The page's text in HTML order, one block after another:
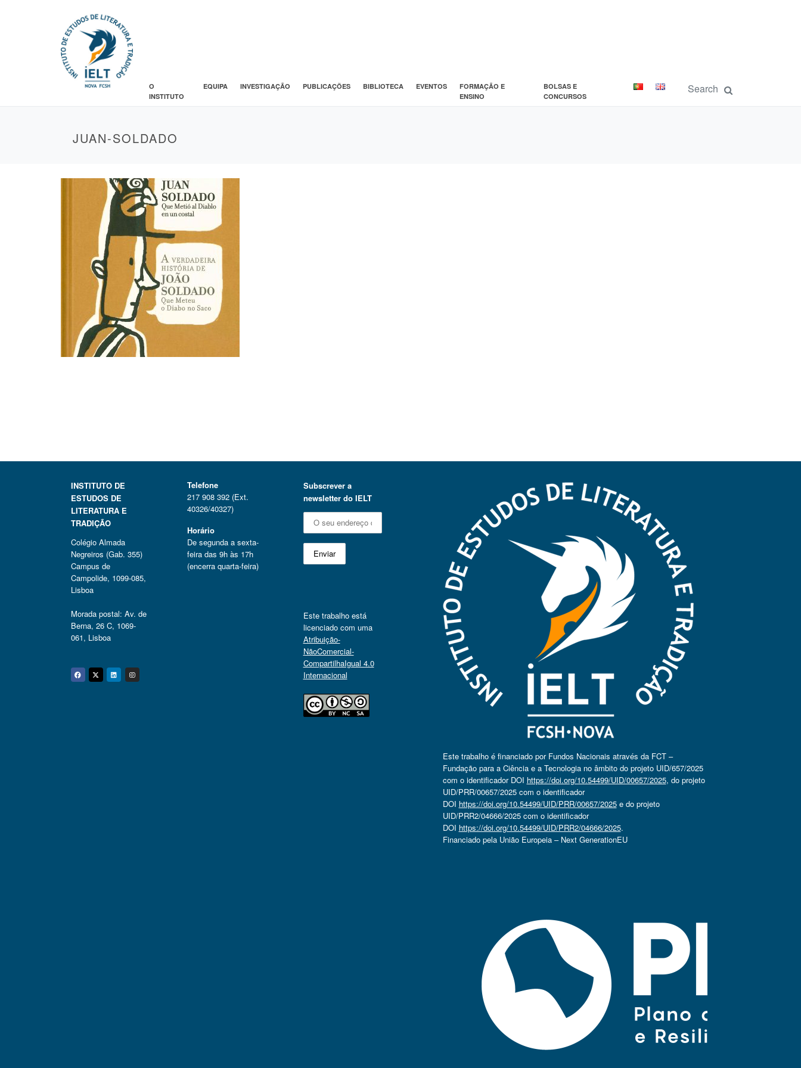
O
INSTITUTO
EQUIPA INVESTIGAÇÃO PUBLICAÇÕES BIBLIOTECA EVENTOS
FORMAÇÃO E
ENSINO
BOLSAS E
CONCURSOS
JUAN-SOLDADO
INSTITUTO DE
ESTUDOS DE
LITERATURA E
TRADIÇÃO
Colégio Almada
Negreiros (Gab. 355)
Campus de
Campolide, 1099-085,
Lisboa
Morada postal: Av. de
Berna, 26 C, 1069-
061, Lisboa
Facebook
Twitter
Linkedin
Instagram
Telefone
217 908 392 (Ext.
40326/40327)
Horário
De segunda a sexta-
feira das 9h às 17h
(encerra quarta-feira)
Subscrever a
newsletter do IELT
Este trabalho está
licenciado com uma
Atribuição-
NãoComercial-
CompartilhaIgual 4.0
Internacional
Este trabalho é financiado por Fundos Nacionais através da FCT –
Fundação para a Ciência e a Tecnologia no âmbito do projeto UID/657/2025
com o identificador DOI https://doi.org/10.54499/UID/00657/2025, do projeto
UID/PRR/00657/2025 com o identificador
DOI https://doi.org/10.54499/UID/PRR/00657/2025e do projeto
UID/PRR2/04666/2025 com o identificador
DOI https://doi.org/10.54499/UID/PRR2/04666/2025.
Financiado pela União Europeia – Next GenerationEU